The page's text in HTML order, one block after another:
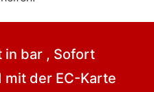
in bar , Sofort
der EC-Karte